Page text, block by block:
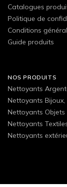
Catalogues
Politique de
Conditions
Guide produits
NOS PRODUITS
Nettoyants
Nettoyants
Nettoyants
Nettoyants
Nettoyants